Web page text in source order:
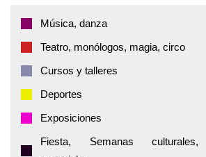
Música, danza
Teatro, monólogos, magia, circo
Cursos y talleres
Deportes
Exposiciones
Fiesta, Semanas culturales,